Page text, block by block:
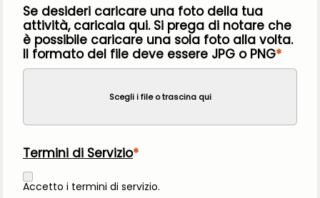
Se desideri caricare una foto della tua
attività, caricala qui. Si prega di notare che
è possibile caricare una sola foto alla volta.
Il formato del file deve essere JPG o PNG
Scegli i file o trascina qui
Termini di Servizio
Accetto i termini di servizio.